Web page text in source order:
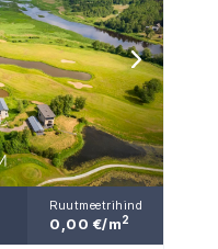
Ruutmeetrihind
0,00 €/m2